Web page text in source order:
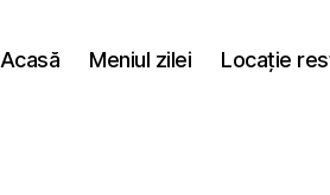
Acasă Meniul zilei Locație